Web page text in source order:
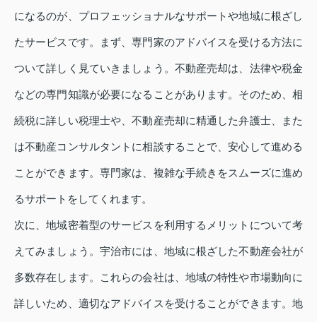
になるのが、プロフェッショナルなサポートや地域に根ざし
たサービスです。まず、専門家のアドバイスを受ける方法に
ついて詳しく見ていきましょう。不動産売却は、法律や税金
などの専門知識が必要になることがあります。そのため、相
続税に詳しい税理士や、不動産売却に精通した弁護士、また
は不動産コンサルタントに相談することで、安心して進める
ことができます。専門家は、複雑な手続きをスムーズに進め
るサポートをしてくれます。
次に、地域密着型のサービスを利用するメリットについて考
えてみましょう。宇治市には、地域に根ざした不動産会社が
多数存在します。これらの会社は、地域の特性や市場動向に
詳しいため、適切なアドバイスを受けることができます。地